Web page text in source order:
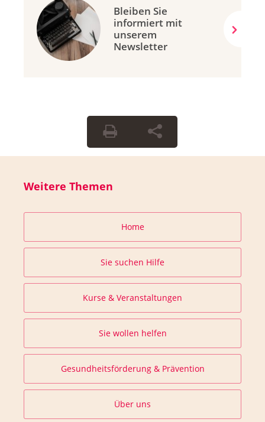
Bleiben Sie
informiert mit
unserem
Newsletter
Weitere Themen
Home
Sie suchen Hilfe
Kurse & Veranstaltungen
Sie wollen helfen
Gesundheitsförderung & Prävention
Über uns